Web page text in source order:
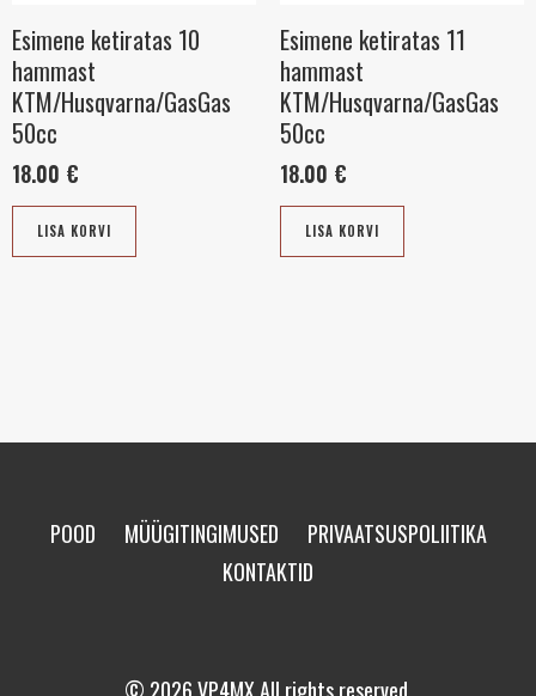
Esimene ketiratas 10
hammast
KTM/Husqvarna/GasGas
50cc
18.00 €
LISA KORVI
Esimene ketiratas 11
hammast
KTM/Husqvarna/GasGas
50cc
18.00 €
LISA KORVI
POOD MÜÜGITINGIMUSED
PRIVAATSUSPOLIITIKA
KONTAKTID